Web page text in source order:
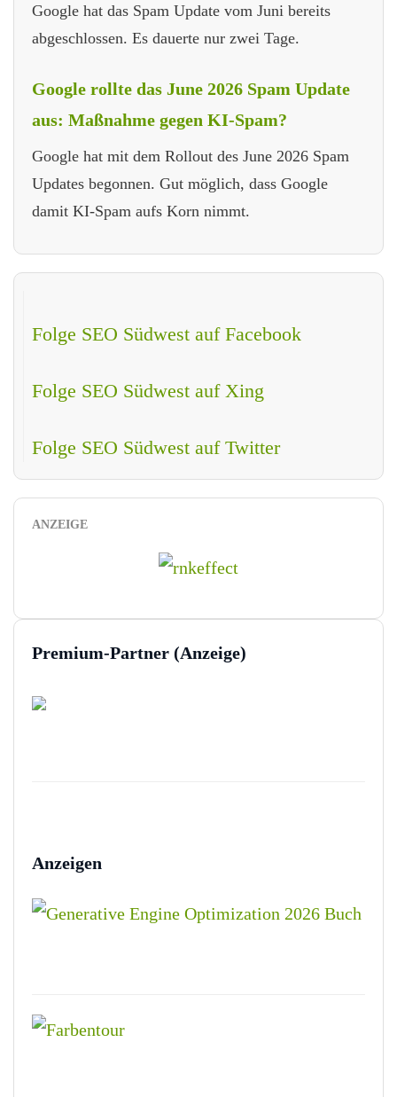
Google hat das Spam Update vom Juni bereits
abgeschlossen. Es dauerte nur zwei Tage.
Google rollte das June 2026 Spam Update
aus: Maßnahme gegen KI-Spam?
Google hat mit dem Rollout des June 2026 Spam
Updates begonnen. Gut möglich, dass Google
damit KI-Spam aufs Korn nimmt.
Folge SEO Südwest auf Facebook
Folge SEO Südwest auf Xing
Folge SEO Südwest auf Twitter
ANZEIGE
Premium-Partner (Anzeige)
Anzeigen